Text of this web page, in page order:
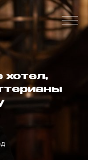
хотел,